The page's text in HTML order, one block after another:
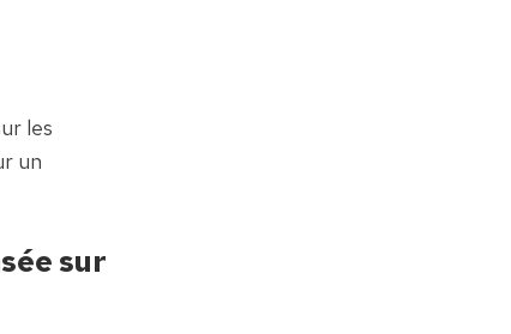
les
un
sur